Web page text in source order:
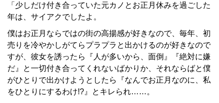
「少しだけ付き合っていた元カノとお正月休みを過ごした
年は、サイアクでしたよ。
僕はお正月ならではの街の高揚感が好きなので、毎年、初
売りを冷やかしがてらプラプラと出かけるのが好きなので
すが、彼女を誘ったら『人が多いから、面倒』『絶対に嫌
だ』と一切付き合ってくれないばかりか、それならばと僕
がひとりで出かけようとしたら『なんでお正月なのに、私
をひとりにするわけ!?』とキレられ……。